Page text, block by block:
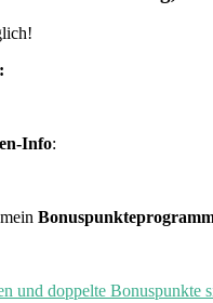
Info:
und doppelte Bonuspunkte